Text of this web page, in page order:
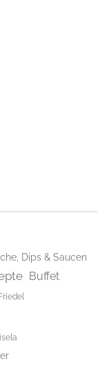
Dips & Saucen
Buffet
Friedel